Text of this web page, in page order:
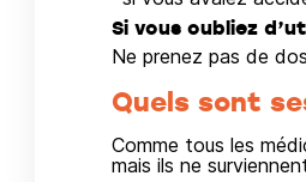
Si vous oubliez
Ne prenez pas de
Quels sont
Comme tous les
mais ils ne